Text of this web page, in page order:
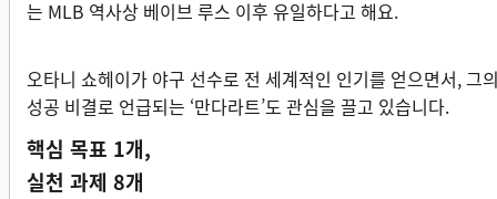
는 MLB 역사상 베이브 루스 이후 유일하다고 해요.
오타니 쇼헤이가 야구 선수로 전 세계적인 인기를 얻으면서, 그
성공 비결로 언급되는 ‘만다라트’도 관심을 끌고 있습니다.
핵심 목표 1개,
실천 과제 8개